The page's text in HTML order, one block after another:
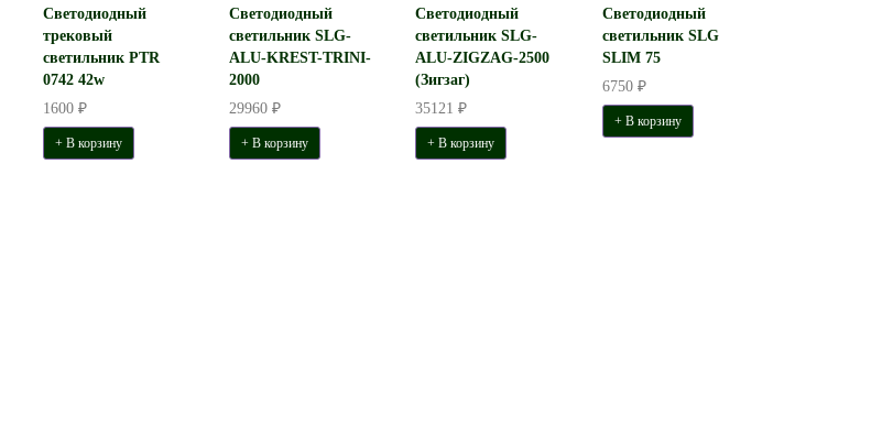
Светодиодный
трековый
светильник PTR
0742 42w
1600 ₽
+ В корзину
Светодиодный
светильник SLG-
ALU-KREST-TRINI-
2000
29960 ₽
+ В корзину
Светодиодный
светильник SLG-
ALU-ZIGZAG-2500
(Зигзаг)
35121 ₽
+ В корзину
Светодиодный
светильник SLG
SLIM 75
6750 ₽
+ В корзину